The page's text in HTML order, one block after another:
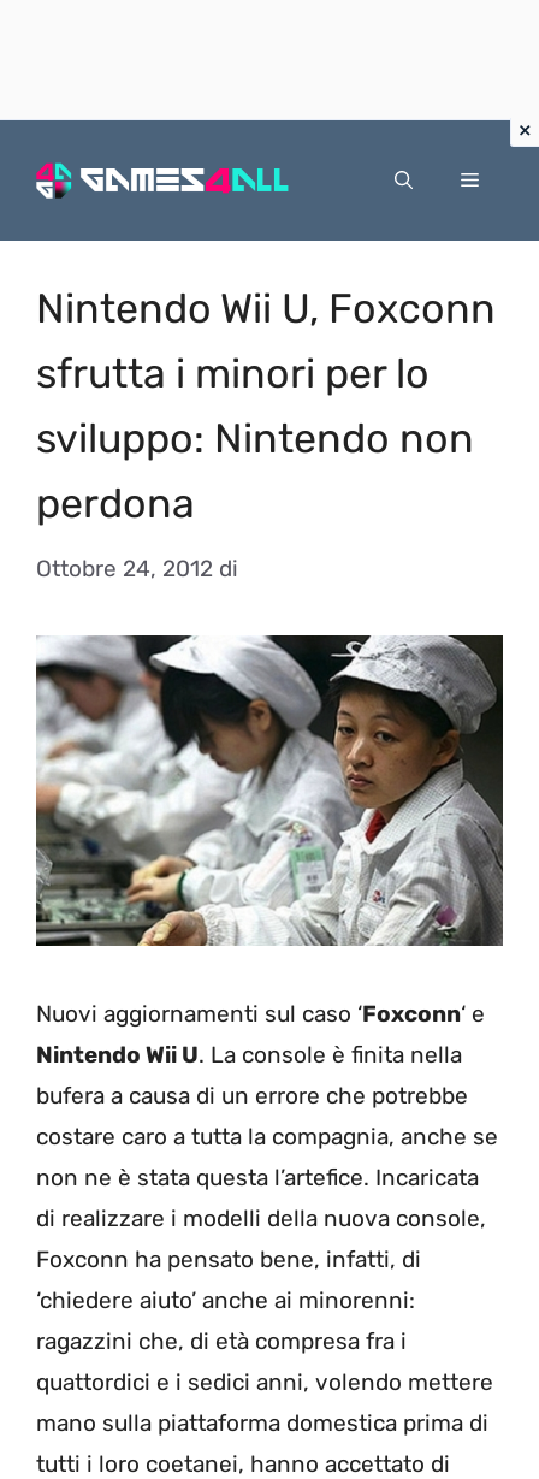
Menu
Nintendo Wii U, Foxconn
sfrutta i minori per lo
sviluppo: Nintendo non
perdona
Ottobre 24, 2012 di
Nuovi aggiornamenti sul caso ‘Foxconn‘ e
Nintendo Wii U. La console è finita nella
bufera a causa di un errore che potrebbe
costare caro a tutta la compagnia, anche se
non ne è stata questa l’artefice. Incaricata
di realizzare i modelli della nuova console,
Foxconn ha pensato bene, infatti, di
‘chiedere aiuto’ anche ai minorenni:
ragazzini che, di età compresa fra i
quattordici e i sedici anni, volendo mettere
mano sulla piattaforma domestica prima di
tutti i loro coetanei, hanno accettato di